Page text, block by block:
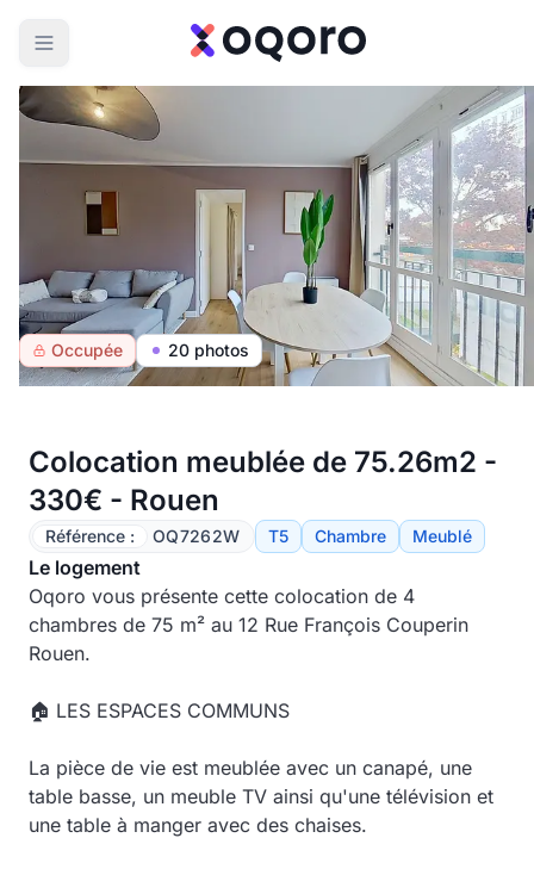
Occupée 20 photos
Colocation meublée de 75.26m2 -
330€ - Rouen
Référence : OQ7262W T5 Chambre Meublé
Le logement
Oqoro vous présente cette colocation de 4
chambres de 75 m² au 12 Rue François Couperin
Rouen.
🏠 LES ESPACES COMMUNS
La pièce de vie est meublée avec un canapé, une
table basse, un meuble TV ainsi qu'une télévision et
une table à manger avec des chaises.